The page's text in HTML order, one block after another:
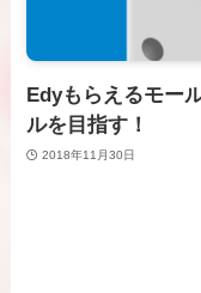
Edyもらえるモー
ルを目指す！
2018年11月30日